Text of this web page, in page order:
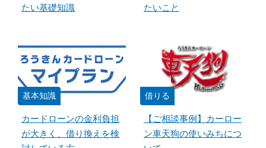
たい基礎知識 たいこと
基本知識
カードローンの金利負担
が大きく、借り換えを検
借りる
【ご相談事例】カーロー
ン車天狗の使いみちにつ